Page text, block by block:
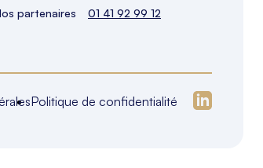
partenaires
01 41 92 99 12
Politique de confidentialité